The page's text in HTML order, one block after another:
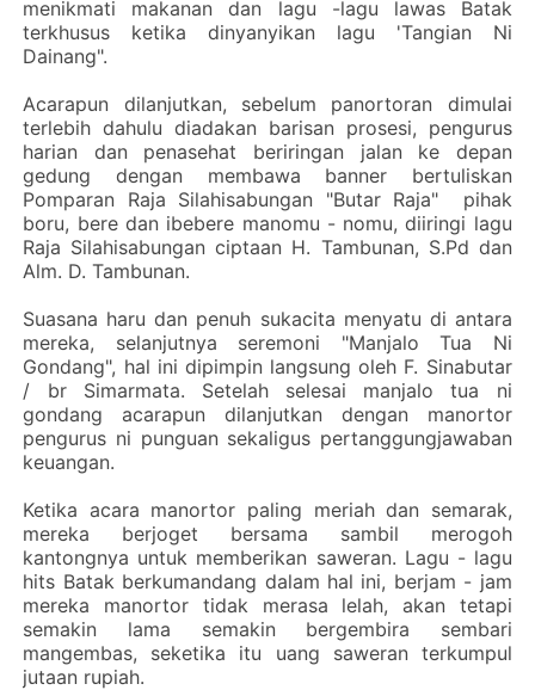
menikmati makanan dan lagu -lagu lawas Batak
terkhusus ketika dinyanyikan lagu 'Tangian Ni
Dainang".
Acarapun dilanjutkan, sebelum panortoran dimulai
terlebih dahulu diadakan barisan prosesi, pengurus
harian dan penasehat beriringan jalan ke depan
gedung dengan membawa banner bertuliskan
Pomparan Raja Silahisabungan "Butar Raja" pihak
boru, bere dan ibebere manomu - nomu, diiringi lagu
Raja Silahisabungan ciptaan H. Tambunan, S.Pd dan
Alm. D. Tambunan.
Suasana haru dan penuh sukacita menyatu di antara
mereka, selanjutnya seremoni "Manjalo Tua Ni
Gondang", hal ini dipimpin langsung oleh F. Sinabutar
/ br Simarmata. Setelah selesai manjalo tua ni
gondang acarapun dilanjutkan dengan manortor
pengurus ni punguan sekaligus pertanggungjawaban
keuangan.
Ketika acara manortor paling meriah dan semarak,
mereka berjoget bersama sambil merogoh
kantongnya untuk memberikan saweran. Lagu - lagu
hits Batak berkumandang dalam hal ini, berjam - jam
mereka manortor tidak merasa lelah, akan tetapi
semakin lama semakin bergembira sembari
mangembas, seketika itu uang saweran terkumpul
jutaan rupiah.